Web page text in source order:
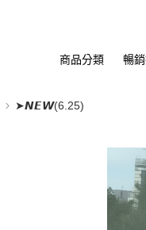
商品分類 暢
➤𝙉𝙀𝙒(6.25)